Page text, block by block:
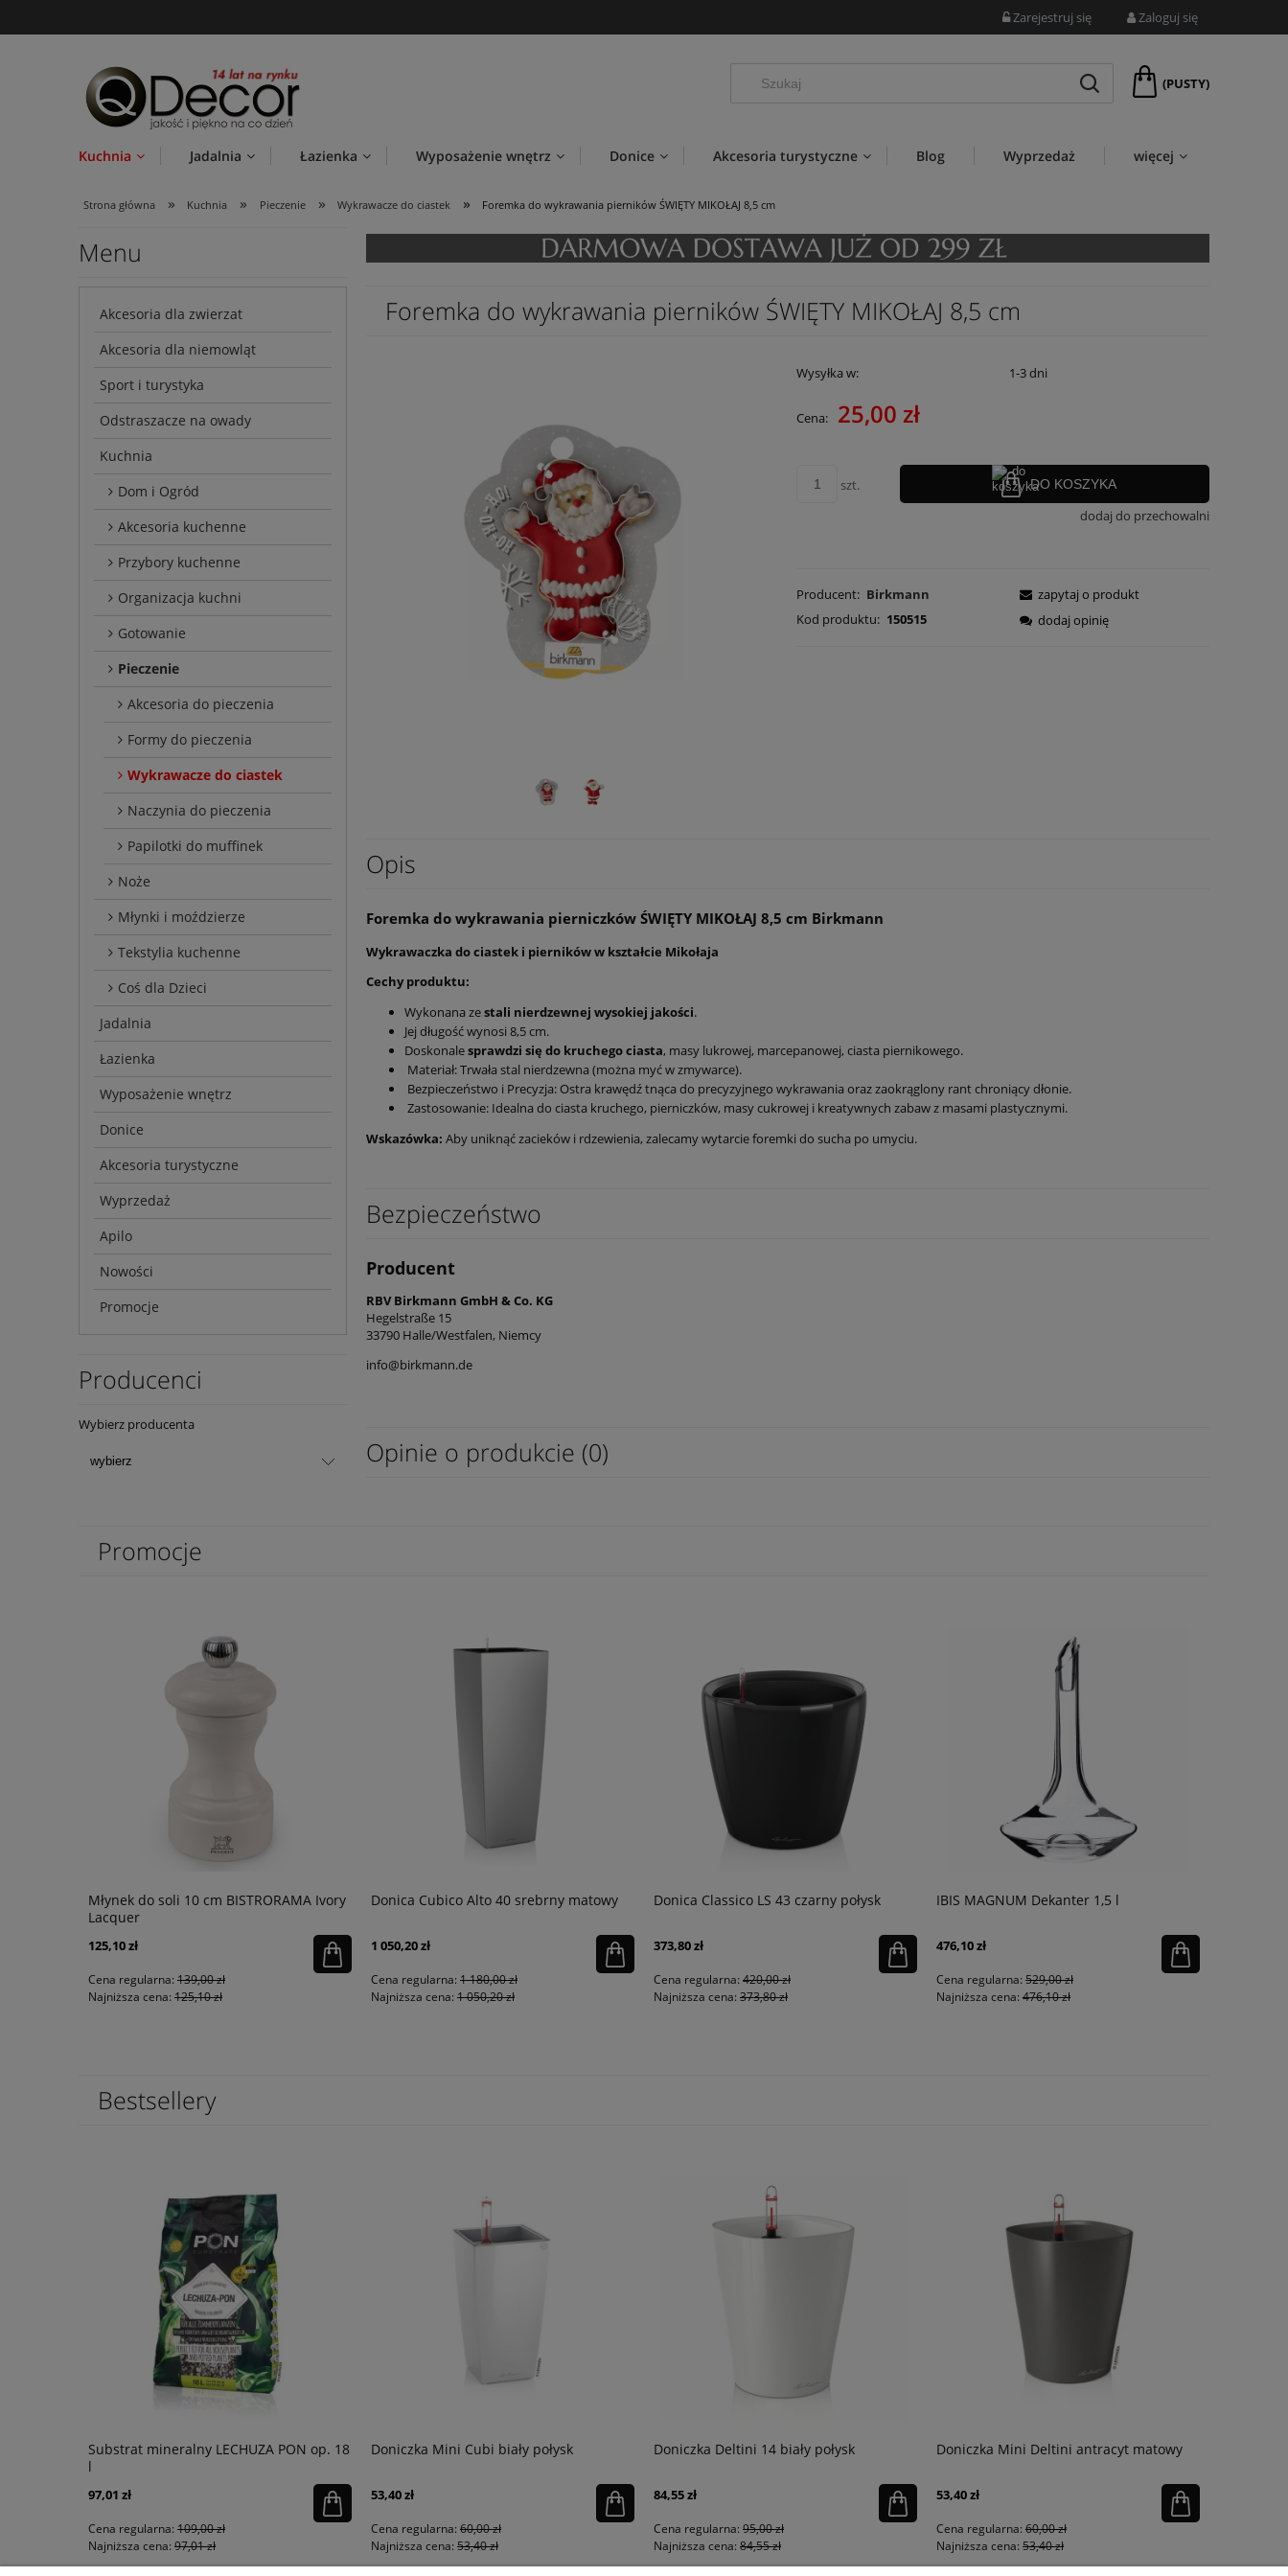
Zarejestruj się Zaloguj się
(PUSTY)
Kuchnia Jadalnia Łazienka Wyposażenie wnętrz Donice Akcesoria turystyczne Blog Wyprzedaż więcej
Strona główna » Kuchnia » Pieczenie » Wykrawacze do ciastek » Foremka do wykrawania pierników ŚWIĘTY MIKOŁAJ 8,5 cm
Menu
Akcesoria dla zwierzat
Akcesoria dla niemowląt
Sport i turystyka
Odstraszacze na owady
Kuchnia
Dom i Ogród
Akcesoria kuchenne
Przybory kuchenne
Organizacja kuchni
Gotowanie
Pieczenie
Akcesoria do pieczenia
Formy do pieczenia
Wykrawacze do ciastek
Naczynia do pieczenia
Papilotki do muffinek
Noże
Młynki i moździerze
Tekstylia kuchenne
Coś dla Dzieci
Jadalnia
Łazienka
Wyposażenie wnętrz
Donice
Akcesoria turystyczne
Wyprzedaż
Apilo
Nowości
Promocje
Producenci
Wybierz producenta
Foremka do wykrawania pierników ŚWIĘTY MIKOŁAJ 8,5 cm
Wysyłka w: 1-3 dni
Cena: 25,00 zł
szt. DO KOSZYKA
dodaj do przechowalni
Producent: Birkmann
Kod produktu: 150515
zapytaj o produkt
dodaj opinię
Opis
Foremka do wykrawania pierniczków ŚWIĘTY MIKOŁAJ 8,5 cm Birkmann
Wykrawaczka do ciastek i pierników w kształcie Mikołaja
Cechy produktu:
Wykonana zestali nierdzewnej wysokiej jakości.
Jej długość wynosi 8,5 cm.
Doskonalesprawdzi się do kruchego ciasta, masy lukrowej, marcepanowej, ciasta piernikowego.
Materiał: Trwała stal nierdzewna (można myć w zmywarce).
Bezpieczeństwo i Precyzja: Ostra krawędź tnąca do precyzyjnego wykrawania oraz zaokrąglony rant chroniący dłonie.
Zastosowanie: Idealna do ciasta kruchego, pierniczków, masy cukrowej i kreatywnych zabaw z masami plastycznymi.
Wskazówka: Aby uniknąć zacieków i rdzewienia, zalecamy wytarcie foremki do sucha po umyciu.
Bezpieczeństwo
Producent
RBV Birkmann GmbH & Co. KG
Hegelstraße 15
33790 Halle/Westfalen, Niemcy
info@birkmann.de
Opinie o produkcie (0)
Promocje
Młynek do soli 10 cm BISTRORAMA Ivory
Lacquer
125,10 zł
Cena regularna: 139,00 zł
Najniższa cena: 125,10 zł
Donica Cubico Alto 40 srebrny matowy
1 050,20 zł
Cena regularna: 1 180,00 zł
Najniższa cena: 1 050,20 zł
Donica Classico LS 43 czarny połysk
373,80 zł
Cena regularna: 420,00 zł
Najniższa cena: 373,80 zł
IBIS MAGNUM Dekanter 1,5 l
476,10 zł
Cena regularna: 529,00 zł
Najniższa cena: 476,10 zł
Bestsellery
Substrat mineralny LECHUZA PON op. 18
l
97,01 zł
Cena regularna: 109,00 zł
Najniższa cena: 97,01 zł
Doniczka Mini Cubi biały połysk
53,40 zł
Cena regularna: 60,00 zł
Najniższa cena: 53,40 zł
Doniczka Deltini 14 biały połysk
84,55 zł
Cena regularna: 95,00 zł
Najniższa cena: 84,55 zł
Doniczka Mini Deltini antracyt matowy
53,40 zł
Cena regularna: 60,00 zł
Najniższa cena: 53,40 zł